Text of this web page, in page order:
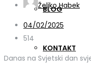
BLOG
KONTAKT
Željko Habek
04/02/2025
514
Danas na Svjetski dan